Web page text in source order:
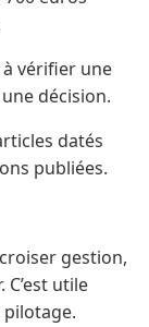
vérifier une
décision.
datés
publiées.
gestion,
utile